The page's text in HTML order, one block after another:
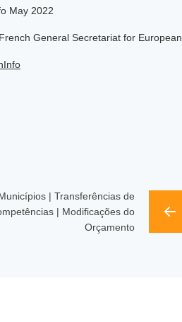
May 2022
General Secretariat for
| Transferências de
| Modificações do
Orçamento